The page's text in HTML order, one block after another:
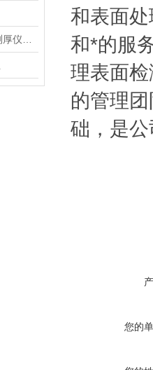
和表面
和*的服
理表面
的管理
础，是
您的